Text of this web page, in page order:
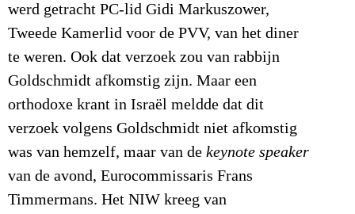
werd getracht PC-lid Gidi Markuszower,
Tweede Kamerlid voor de PVV, van het diner
te weren. Ook dat verzoek zou van rabbijn
Goldschmidt afkomstig zijn. Maar een
orthodoxe krant in Israël meldde dat dit
verzoek volgens Goldschmidt niet afkomstig
was van hemzelf, maar van de keynote speaker
van de avond, Eurocommissaris Frans
Timmermans. Het NIW kreeg van